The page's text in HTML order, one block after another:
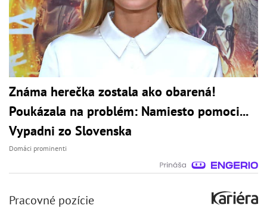
Známa herečka zostala ako obarená!
Poukázala na problém: Namiesto pomoci...
Vypadni zo Slovenska
Domáci prominenti
Pracovné pozície